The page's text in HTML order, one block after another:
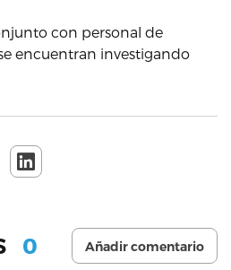
con personal de
encuentran investigando
0 Añadir comentario